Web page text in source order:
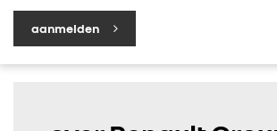
aanmelden